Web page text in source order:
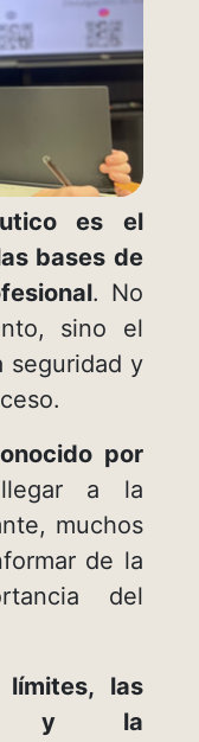
es el
bases de
. No
sino el
seguridad y
por
a la
muchos
de la
del
las
y la